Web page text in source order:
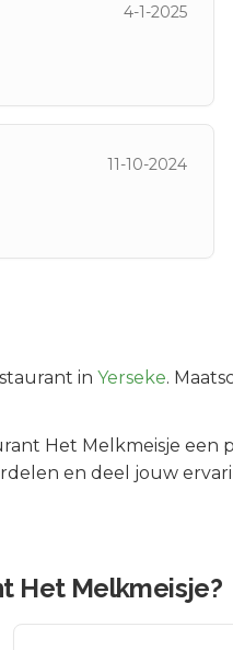
4-1-2025
11-10-2024
in Yerseke.
Het Melkmeisje een
en deel jouw
Het Melkmeisje?